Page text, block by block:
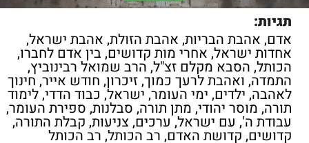
תגיות:
אדם, אהבת הבריות, אהבת הזולת, אהבת ישראל,
אחדות ישראל, אחרי מות קדושים, בין אדם לחברו,
הכותל, הסבא מקלם זצ"ל, הרב שמואל רבינוביץ,
התמדה, ואהבת לרעך כמוך,זיכרון, חודש אייר,חינוך
לאהבה, ילדים, ימי העומר, ישראל, כבוד הדדי,לימוד
תורה, מוסר יהודי, מתן תורה, סבלנות, ספירת העומר,
עבודת ה', עם ישראל,ערכים, צניעות, קבלת התורה,
קדושים, קדושת האדם, רב הכותל, רב הכותל